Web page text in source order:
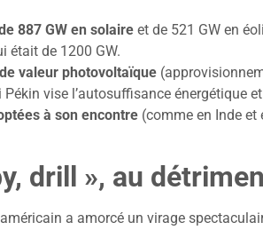
887 GW en solaire et de 521 GW en
était de 1200 GW.
valeur photovoltaïque
vise l’autosuffisance énergétique
à son encontre (comme en Inde et
drill », au
a amorcé un virage